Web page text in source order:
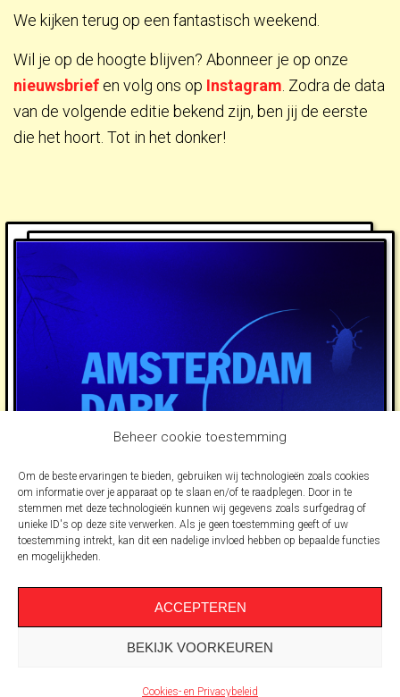
Beheer cookie toestemming
Om de beste ervaringen te bieden, gebruiken wij technologieën zoals cookies
om informatie over je apparaat op te slaan en/of te raadplegen. Door in te
stemmen met deze technologieën kunnen wij gegevens zoals surfgedrag of
unieke ID's op deze site verwerken. Als je geen toestemming geeft of uw
toestemming intrekt, kan dit een nadelige invloed hebben op bepaalde functies
en mogelijkheden.
ACCEPTEREN
BEKIJK VOORKEUREN
Cookies- en Privacybeleid
We kijken terug op een fantastisch weekend.
Wil je op de hoogte blijven? Abonneer je op onze
nieuwsbrief en volg ons op Instagram . Zodra de data
van de volgende editie bekend zijn, ben jij de eerste
die het hoort. Tot in het donker!
© 2026 -Marjolijn van Heemstra